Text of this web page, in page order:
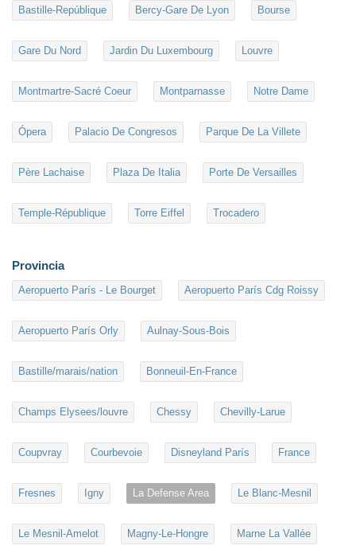
Bastille-Repúblique Bercy-Gare De Lyon Bourse
Gare Du Nord Jardin Du Luxembourg Louvre
Montmartre-Sacré Coeur Montparnasse Notre Dame
Ópera Palacio De Congresos Parque De La Villete
Père Lachaise Plaza De Italia Porte De Versailles
Temple-République Torre Eiffel Trocadero
Provincia
Aeropuerto París - Le Bourget Aeropuerto París Cdg Roissy
Aeropuerto París Orly Aulnay-Sous-Bois
Bastille/marais/nation Bonneuil-En-France
Champs Elysees/louvre Chessy Chevilly-Larue
Coupvray Courbevoie Disneyland París France
Fresnes Igny La Defense Area Le Blanc-Mesnil
Le Mesnil-Amelot Magny-Le-Hongre Marne La Vallée